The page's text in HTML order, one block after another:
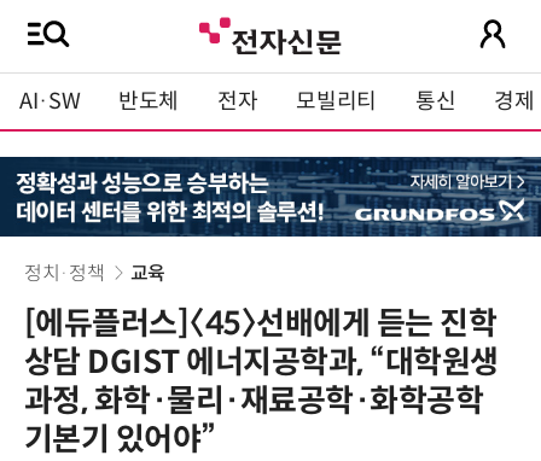
AI·SW 반도체 전자 모빌리티 통신 경제
정치·정책 교육
[에듀플러스]〈45〉선배에게 듣는 진학
상담 DGIST 에너지공학과, “대학원생
과정, 화학·물리·재료공학·화학공학
기본기 있어야”